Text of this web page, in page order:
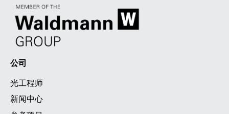
公司
光工程师
新闻中心